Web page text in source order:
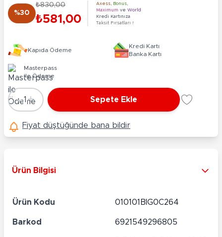
%30
₺830,00
₺581,00
Axess Bonus
Maximum ve World
Kredi Kartınıza
Taksit Fırsatları !
Kapıda Ödeme
Kredi Kartı
Banka Kartı
Masterpass
ile Ödeme
Adet
-1 + Sepete Ekle
Fiyat düştüğünde bana bildir
Ürün Bilgisi
Ürün Kodu 010101BIG0C264
Barkod 6921549296805